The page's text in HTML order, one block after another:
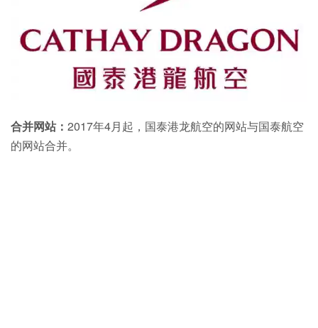
合并网站： 2017年4月起，国泰港龙航空的网站与国泰航空
的网站合并。